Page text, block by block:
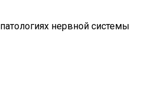
нервной системы